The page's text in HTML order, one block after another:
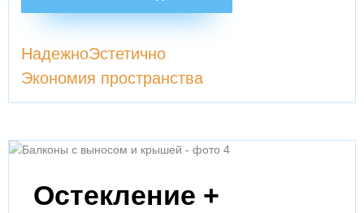
НадежноЭстетично
Экономия пространства
Остекление +